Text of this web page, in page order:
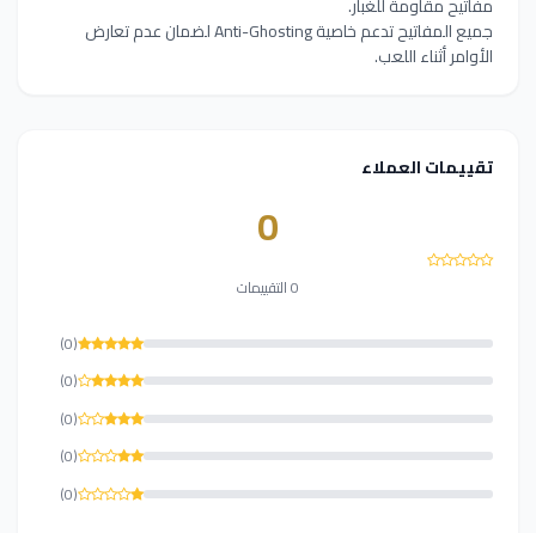
مفاتيح مقاومة للغبار.
جميع المفاتيح تدعم خاصية Anti-Ghosting لضمان عدم تعارض
الأوامر أثناء اللعب.
تقييمات العملاء
0
0 التقييمات
(0)
(0)
(0)
(0)
(0)